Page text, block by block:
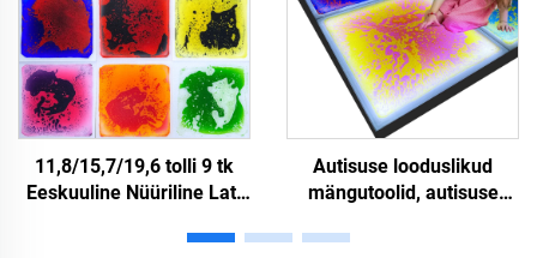
11,8/15,7/19,6 tolli 9 tk
Eeskuuline Nüüriline Latt
Mittekitslik Nüüriline Mat
Autisuse looduslikud
mängutoolid, autisuse
autisuse ravi mängutoolid,